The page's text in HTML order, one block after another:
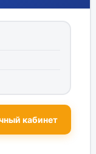
кабинет